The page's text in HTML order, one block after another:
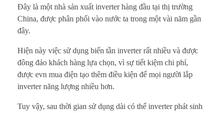
Đây là một nhà sản xuất inverter hàng đầu tại thị trường
China, được phân phối vào nước ta trong một vài năm gần
đây.
Hiện này việc sử dụng biến tần inverter rất nhiều và được
đông đảo khách hàng lựa chọn, vì sự tiết kiệm chi phí,
được evn mua điện tạo thêm điều kiện để mọi người lắp
inverter năng lượng nhiều hơn.
Tuy vậy, sau thời gian sử dụng dài có thể inverter phát sinh